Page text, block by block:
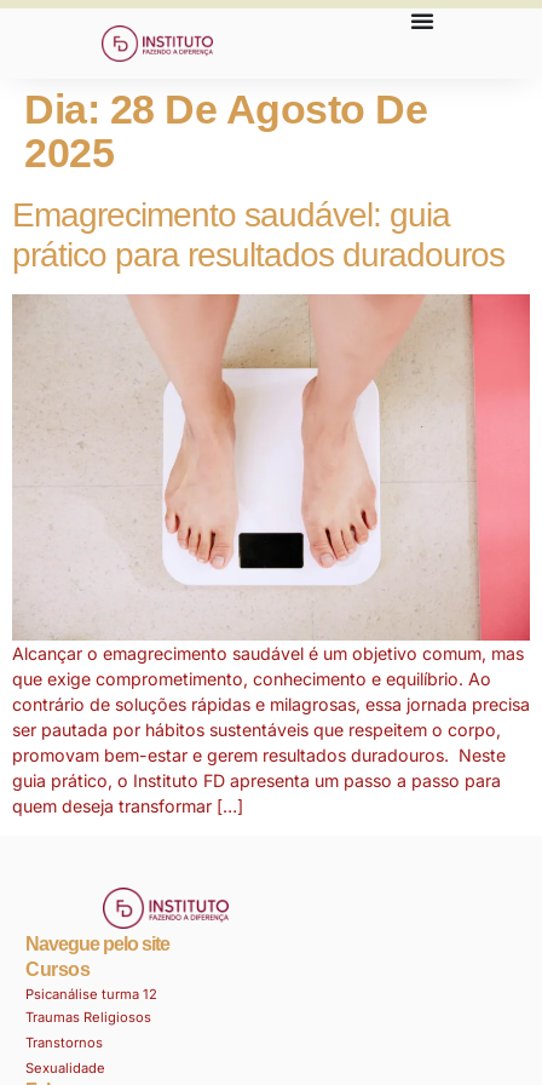
Dia: 28 De Agosto De
2025
Emagrecimento saudável: guia
prático para resultados duradouros
Alcançar o emagrecimento saudável é um objetivo comum, mas
que exige comprometimento, conhecimento e equilíbrio. Ao
contrário de soluções rápidas e milagrosas, essa jornada precisa
ser pautada por hábitos sustentáveis que respeitem o corpo,
promovam bem-estar e gerem resultados duradouros. Neste
guia prático, o Instituto FD apresenta um passo a passo para
quem deseja transformar […]
Navegue pelo site
Cursos
Psicanálise turma 12
Traumas Religiosos
Transtornos
Sexualidade